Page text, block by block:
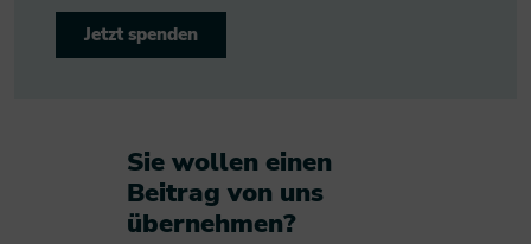
Jetzt spenden
Sie wollen einen
Beitrag von uns
übernehmen?​